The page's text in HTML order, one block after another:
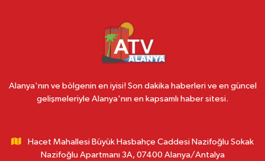
Alanya'nın ve bölgenin en iyisi! Son dakika haberleri ve en güncel
gelişmeleriyle Alanya'nın en kapsamlı haber sitesi.
Hacet Mahallesi Büyük Hasbahçe Caddesi Nazifoğlu Sokak
Nazifoğlu Apartmanı 3A, 07400 Alanya/Antalya